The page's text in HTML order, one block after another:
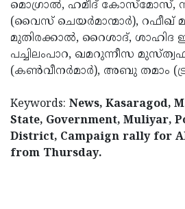
മൊഗ്രാല്‍, ഹമീദ് കോസ്‌മോസ്,
(വൈസ് ചെയര്‍മാന്മാര്‍), റഫീഖ്
മുതിരക്കാല്‍, റൈശാദ്,
പച്ചിലംപാറ, ഖമറുന്നീസ
(കണ്‍വീനര്‍മാര്‍), അബു തമാം
Keywords: News, Kasaragod,
State, Government, Muliyar,
District, Campaign rally for
from Thursday.